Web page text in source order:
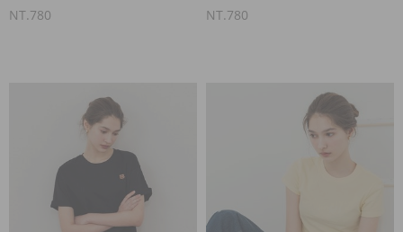
NT.780
NT.780